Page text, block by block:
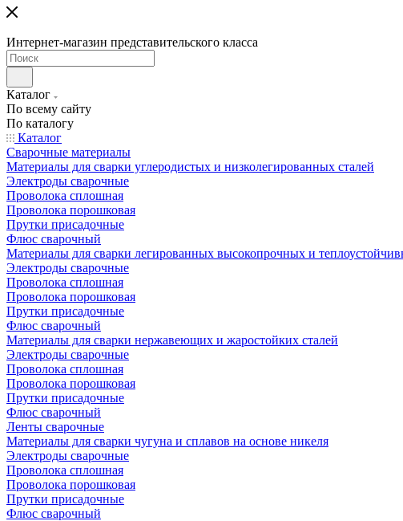
Интернет-магазин представительского класса
Каталог
По всему сайту
По каталогу
Каталог
Сварочные материалы
Материалы для сварки углеродистых и низколегированных сталей
Электроды сварочные
Проволока сплошная
Проволока порошковая
Прутки присадочные
Флюс сварочный
Материалы для сварки легированных высокопрочных и
Электроды сварочные
Проволока сплошная
Проволока порошковая
Прутки присадочные
Флюс сварочный
Материалы для сварки нержавеющих и жаростойких сталей
Электроды сварочные
Проволока сплошная
Проволока порошковая
Прутки присадочные
Флюс сварочный
Ленты сварочные
Материалы для сварки чугуна и сплавов на основе никеля
Электроды сварочные
Проволока сплошная
Проволока порошковая
Прутки присадочные
Флюс сварочный